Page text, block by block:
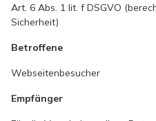
Art. 6 Abs. 1 lit. f DSGVO
Sicherheit)
Betroffene
Webseitenbesucher
Empfänger